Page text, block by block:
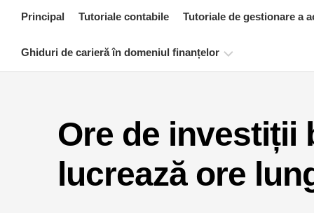
Principal Tutoriale contabile Tutoriale de gestionare a
Ghiduri de carieră în domeniul finanțelor
certificare
financiară
Tutoriale
Ore de investiții
lucrează ore